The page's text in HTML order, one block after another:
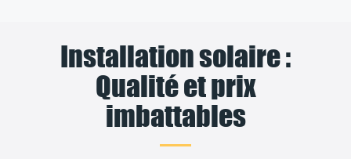
Installation solaire :
Qualité et prix
imbattables